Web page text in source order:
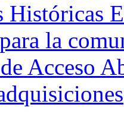
Históricas
la
Acceso